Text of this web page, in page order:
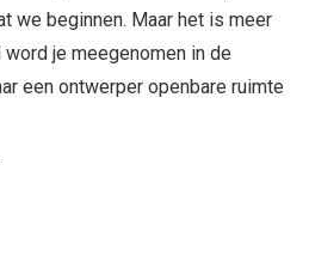
we beginnen. Maar het is meer
je meegenomen in de
een ontwerper openbare ruimte